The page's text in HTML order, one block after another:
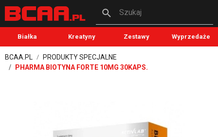
Szukaj
Białka Kreatyny Zestawy Wyprzedaże
BCAA.PL
PRODUKTY SPECJALNE
PHARMA BIOTYNA FORTE 10MG 30KAPS.